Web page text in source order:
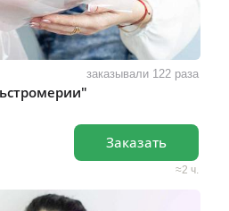
заказывали 122 раза
2 ч.
Заказать